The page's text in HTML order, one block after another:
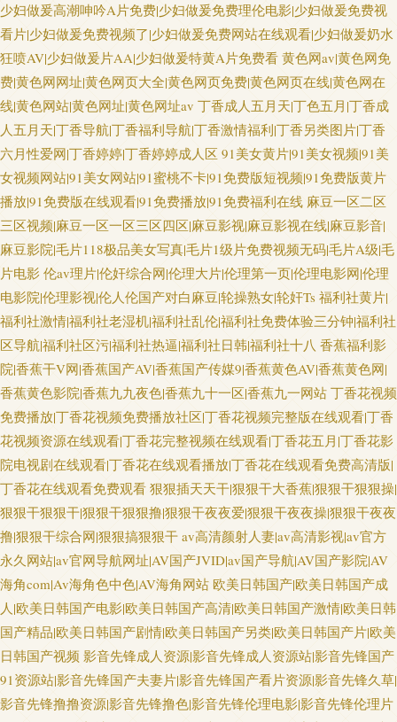
少妇做爰高潮呻吟A片免费|少妇做爰免费理伦电影|少妇做爰免费视
看片|少妇做爰免费视频了|少妇做爰免费网站在线观看|少妇做爰奶水
狂喷AV|少妇做爰片AA|少妇做爰特黄A片免费看 黄色网av|黄色网免
费|黄色网网址|黄色网页大全|黄色网页免费|黄色网页在线|黄色网在
线|黄色网站|黄色网址|黄色网址av 丁香成人五月天|丁色五月|丁香成
人五月天|丁香导航|丁香福利导航|丁香激情福利|丁香另类图片|丁香
六月性爱网|丁香婷婷|丁香婷婷成人区 91美女黄片|91美女视频|91美
女视频网站|91美女网站|91蜜桃不卡|91免费版短视频|91免费版黄片
播放|91免费版在线观看|91免费播放|91免费福利在线 麻豆一区二区
三区视频|麻豆一区一区三区四区|麻豆影视|麻豆影视在线|麻豆影音|
麻豆影院|毛片118极品美女写真|毛片1级片免费视频无码|毛片A级|毛
片电影 伦av理片|伦奸综合网|伦理大片|伦理第一页|伦理电影网|伦理
电影院|伦理影视|伦人伦国产对白麻豆|轮操熟女|轮奸Ts 福利社黄片|
福利社激情|福利社老湿机|福利社乱伦|福利社免费体验三分钟|福利社
区导航|福利社区污|福利社热逼|福利社日韩|福利社十八 香蕉福利影
院|香蕉干V网|香蕉国产AV|香蕉国产传媒9|香蕉黄色AV|香蕉黄色网|
香蕉黄色影院|香蕉九九夜色|香蕉九十一区|香蕉九一网站 丁香花视频
免费播放|丁香花视频免费播放社区|丁香花视频完整版在线观看|丁香
花视频资源在线观看|丁香花完整视频在线观看|丁香花五月|丁香花影
院电视剧在线观看|丁香花在线观看播放|丁香花在线观看免费高清版|
丁香花在线观看免费观看 狠狠插天天干|狠狠干大香蕉|狠狠干狠狠操|
狠狠干狠狠干|狠狠干狠狠撸|狠狠干夜夜爱|狠狠干夜夜操|狠狠干夜夜
撸|狠狠干综合网|狠狠搞狠狠干 av高清颜射人妻|av高清影视|av官方
永久网站|av官网导航网址|AV国产JVID|av国产导航|AV国产影院|AV
海角com|Av海角色中色|AV海角网站 欧美日韩国产|欧美日韩国产成
人|欧美日韩国产电影|欧美日韩国产高清|欧美日韩国产激情|欧美日韩
国产精品|欧美日韩国产剧情|欧美日韩国产另类|欧美日韩国产片|欧美
日韩国产视频 影音先锋成人资源|影音先锋成人资源站|影音先锋国产
91资源站|影音先锋国产夫妻片|影音先锋国产看片资源|影音先锋久草|
影音先锋撸撸资源|影音先锋撸色|影音先锋伦理电影|影音先锋伦理片